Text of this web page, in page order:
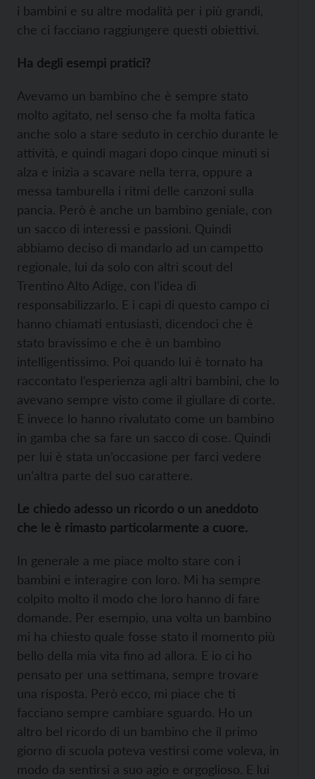
i bambini e su altre modalità per i più grandi,
che ci facciano raggiungere questi obiettivi.
Ha degli esempi pratici?
Avevamo un bambino che è sempre stato
molto agitato, nel senso che fa molta fatica
anche solo a stare seduto in cerchio durante le
attività, e quindi magari dopo cinque minuti si
alza e inizia a scavare nella terra, oppure a
messa tamburella i ritmi delle canzoni sulla
pancia. Però è anche un bambino geniale, con
un sacco di interessi e passioni. Quindi
abbiamo deciso di mandarlo ad un campetto
regionale, lui da solo con altri scout del
Trentino Alto Adige, con l’idea di
responsabilizzarlo. E i capi di questo campo ci
hanno chiamati entusiasti, dicendoci che è
stato bravissimo e che è un bambino
intelligentissimo. Poi quando lui è tornato ha
raccontato l’esperienza agli altri bambini, che lo
avevano sempre visto come il giullare di corte.
E invece lo hanno rivalutato come un bambino
in gamba che sa fare un sacco di cose. Quindi
per lui è stata un’occasione per farci vedere
un’altra parte del suo carattere.
Le chiedo adesso un ricordo o un aneddoto
che le è rimasto particolarmente a cuore.
In generale a me piace molto stare con i
bambini e interagire con loro. Mi ha sempre
colpito molto il modo che loro hanno di fare
domande. Per esempio, una volta un bambino
mi ha chiesto quale fosse stato il momento più
bello della mia vita fino ad allora. E io ci ho
pensato per una settimana, sempre trovare
una risposta. Però ecco, mi piace che ti
facciano sempre cambiare sguardo. Ho un
altro bel ricordo di un bambino che il primo
giorno di scuola poteva vestirsi come voleva, in
modo da sentirsi a suo agio e orgoglioso. E lui